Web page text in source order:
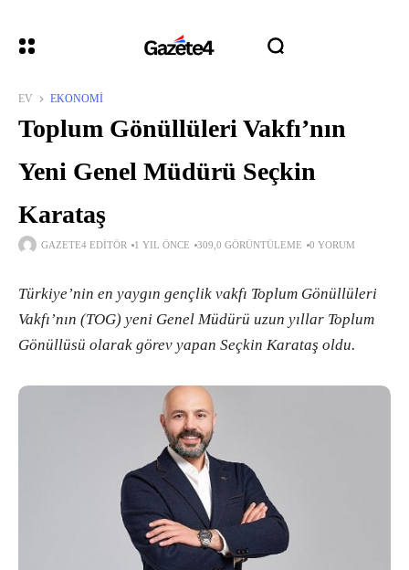
EV EKONOMI
Toplum Gönüllüleri Vakfı’nın
Yeni Genel Müdürü Seçkin
Karataş
GAZETE4 EDITÖR 1 YIL ÖNCE 309,0 GÖRÜNTÜLEME 0 YORUM
Türkiye’nin en yaygın gençlik vakfı Toplum Gönüllüleri
Vakfı’nın (TOG) yeni Genel Müdürü uzun yıllar Toplum
Gönüllüsü olarak görev yapan Seçkin Karataş oldu.